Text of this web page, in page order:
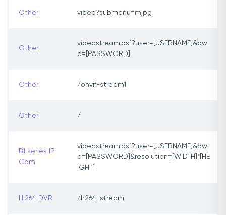
Other video?submenu=mjpg
Other
videostream.asf?user=[USERNAME]&pw
d=[PASSWORD]
Other /onvif-stream1
Other /
B1 series IP
Cam
videostream.asf?user=[USERNAME]&pw
d=[PASSWORD]&resolution=[WIDTH]*[HE
IGHT]
H.264 DVR /h264_stream